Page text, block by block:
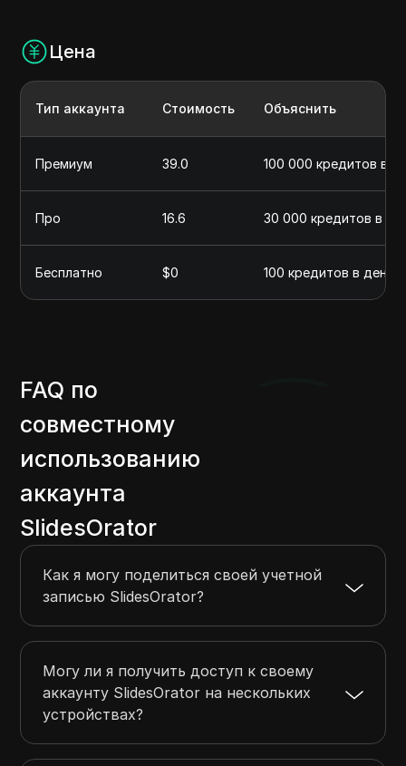
Цена
Тип аккаунта Стоимость Объяснить
Премиум 39.0 100 000 кредитов в
Про 16.6 30 000 кредитов в
Бесплатно $0 100 кредитов в день
FAQ по
совместному
использованию
аккаунта
SlidesOrator
Как я могу поделиться своей учетной
записью SlidesOrator?
Могу ли я получить доступ к своему
аккаунту SlidesOrator на нескольких
устройствах?